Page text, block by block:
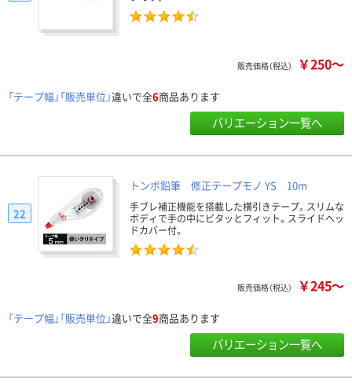
販売価格（税込） ￥250～
「テープ幅」「販売単位」違いで全6商品あります
バリエーション一覧へ
トンボ鉛筆 修正テープモノ YS 10m
手ブレ補正機能を搭載した横引きテープ。スリムな
ボディで手の中にピタッとフィット。スライドヘッ
ドカバー付。
22
販売価格（税込） ￥245～
「テープ幅」「販売単位」違いで全9商品あります
バリエーション一覧へ